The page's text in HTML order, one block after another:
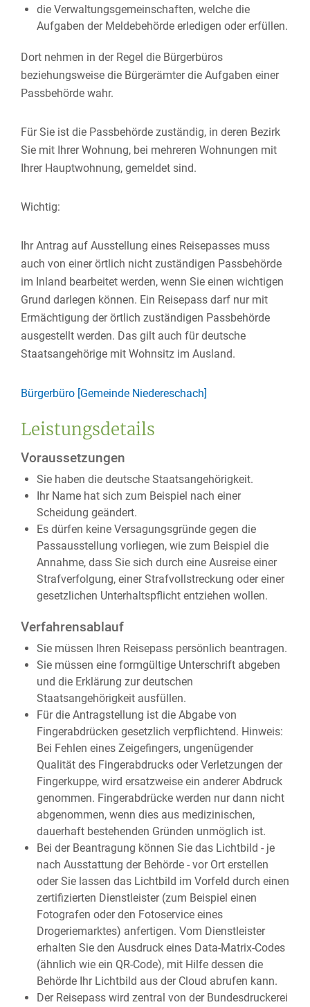
die Verwaltungsgemeinschaften, welche die
Aufgaben der Meldebehörde erledigen oder erfüllen.
Dort nehmen in der Regel die Bürgerbüros
beziehungsweise die Bürgerämter die Aufgaben einer
Passbehörde wahr.
Für Sie ist die Passbehörde zuständig, in deren Bezirk
Sie mit Ihrer Wohnung, bei mehreren Wohnungen mit
Ihrer Hauptwohnung, gemeldet sind.
Wichtig:
Ihr Antrag auf Ausstellung eines Reisepasses muss
auch von einer örtlich nicht zuständigen Passbehörde
im Inland bearbeitet werden, wenn Sie einen wichtigen
Grund darlegen können. Ein Reisepass darf nur mit
Ermächtigung der örtlich zuständigen Passbehörde
ausgestellt werden. Das gilt auch für deutsche
Staatsangehörige mit Wohnsitz im Ausland.
Bürgerbüro [Gemeinde Niedereschach]
Leistungsdetails
Voraussetzungen
Sie haben die deutsche Staatsangehörigkeit.
Ihr Name hat sich zum Beispiel nach einer
Scheidung geändert.
Es dürfen keine Versagungsgründe gegen die
Passausstellung vorliegen, wie zum Beispiel die
Annahme, dass Sie sich durch eine Ausreise einer
Strafverfolgung, einer Strafvollstreckung oder einer
gesetzlichen Unterhaltspflicht entziehen wollen.
Verfahrensablauf
Sie müssen Ihren Reisepass persönlich beantragen.
Sie müssen eine formgültige Unterschrift abgeben
und die Erklärung zur deutschen
Staatsangehörigkeit ausfüllen.
Für die Antragstellung ist die Abgabe von
Fingerabdrücken gesetzlich verpflichtend. Hinweis:
Bei Fehlen eines Zeigefingers, ungenügender
Qualität des Fingerabdrucks oder Verletzungen der
Fingerkuppe, wird ersatzweise ein anderer Abdruck
genommen. Fingerabdrücke werden nur dann nicht
abgenommen, wenn dies aus medizinischen,
dauerhaft bestehenden Gründen unmöglich ist.
Bei der Beantragung können Sie das Lichtbild - je
nach Ausstattung der Behörde - vor Ort erstellen
oder Sie lassen das Lichtbild im Vorfeld durch einen
zertifizierten Dienstleister (zum Beispiel einen
Fotografen oder den Fotoservice eines
Drogeriemarktes) anfertigen. Vom Dienstleister
erhalten Sie den Ausdruck eines Data-Matrix-Codes
(ähnlich wie ein QR-Code), mit Hilfe dessen die
Behörde Ihr Lichtbild aus der Cloud abrufen kann.
Der Reisepass wird zentral von der Bundesdruckerei